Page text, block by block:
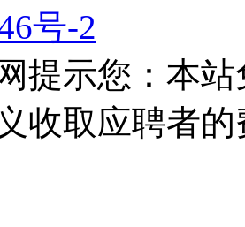
号-2
提示您：本
收取应聘者